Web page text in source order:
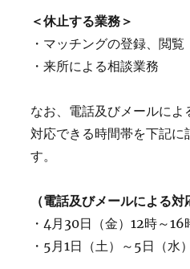
＜休止する業務＞
・マッチングの登録、閲覧
・来所による相談業務
なお、電話及びメールによ
対応できる時間帯を下記
す。
（電話及びメールによる対
・4月30日（金）12時～16
・5月1日（土）～5日（水